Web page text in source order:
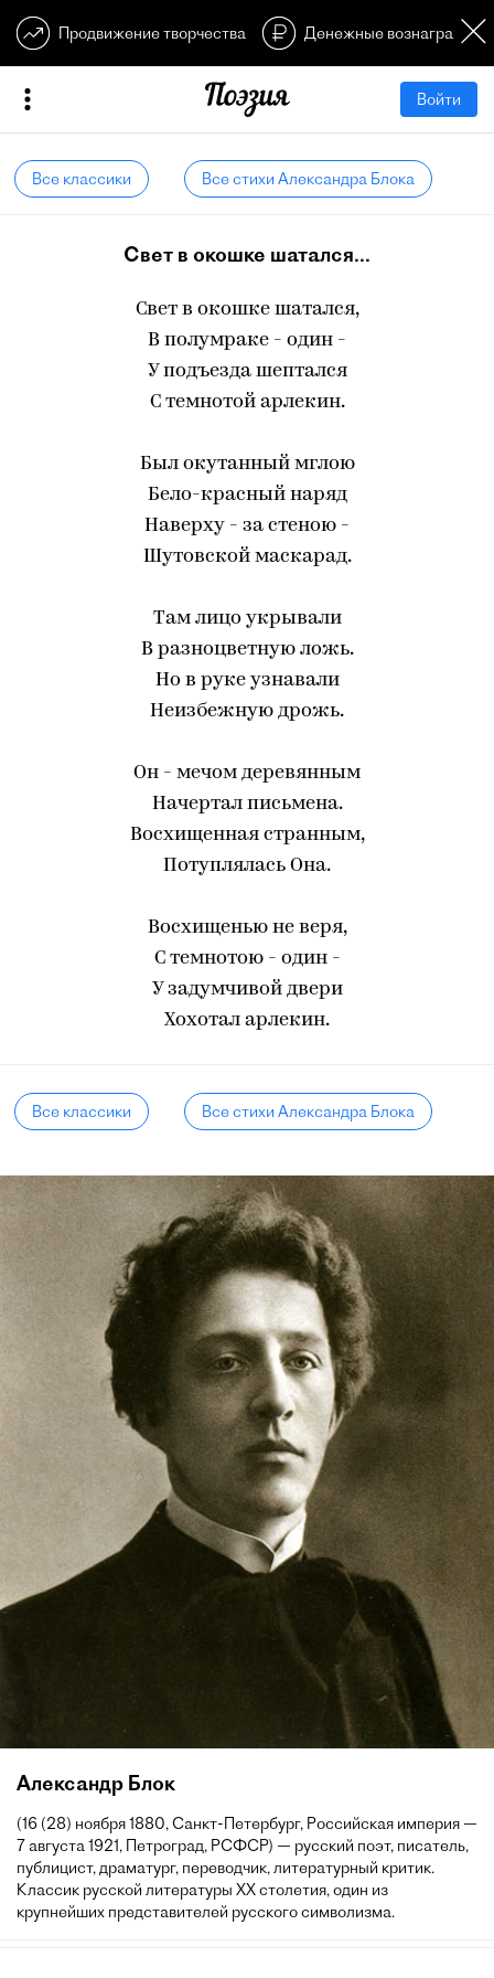
Продвижение творчества Денежные
Войти
Все классики Все стихи Александра Блока
Свет в окошке шатался...
Свет в окошке шатался,
В полумраке - один -
У подъезда шептался
С темнотой арлекин.
Был окутанный мглою
Бело-красный наряд
Наверху - за стеною -
Шутовской маскарад.
Там лицо укрывали
В разноцветную ложь.
Но в руке узнавали
Неизбежную дрожь.
Он - мечом деревянным
Начертал письмена.
Восхищенная странным,
Потуплялась Она.
Восхищенью не веря,
С темнотою - один -
У задумчивой двери
Хохотал арлекин.
Все классики Все стихи Александра Блока
Александр Блок
(16 (28) ноября 1880, Санкт-Петербург, Российская империя —
7 августа 1921, Петроград, РСФСР) — русский поэт, писатель,
публицист, драматург, переводчик, литературный критик.
Классик русской литературы XX столетия, один из
крупнейших представителей русского символизма.